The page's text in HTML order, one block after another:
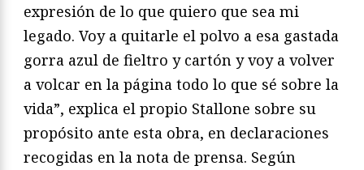
expresión de lo que quiero que sea mi
legado. Voy a quitarle el polvo a esa gastada
gorra azul de fieltro y cartón y voy a volver
a volcar en la página todo lo que sé sobre la
vida”, explica el propio Stallone sobre su
propósito ante esta obra, en declaraciones
recogidas en la nota de prensa. Según